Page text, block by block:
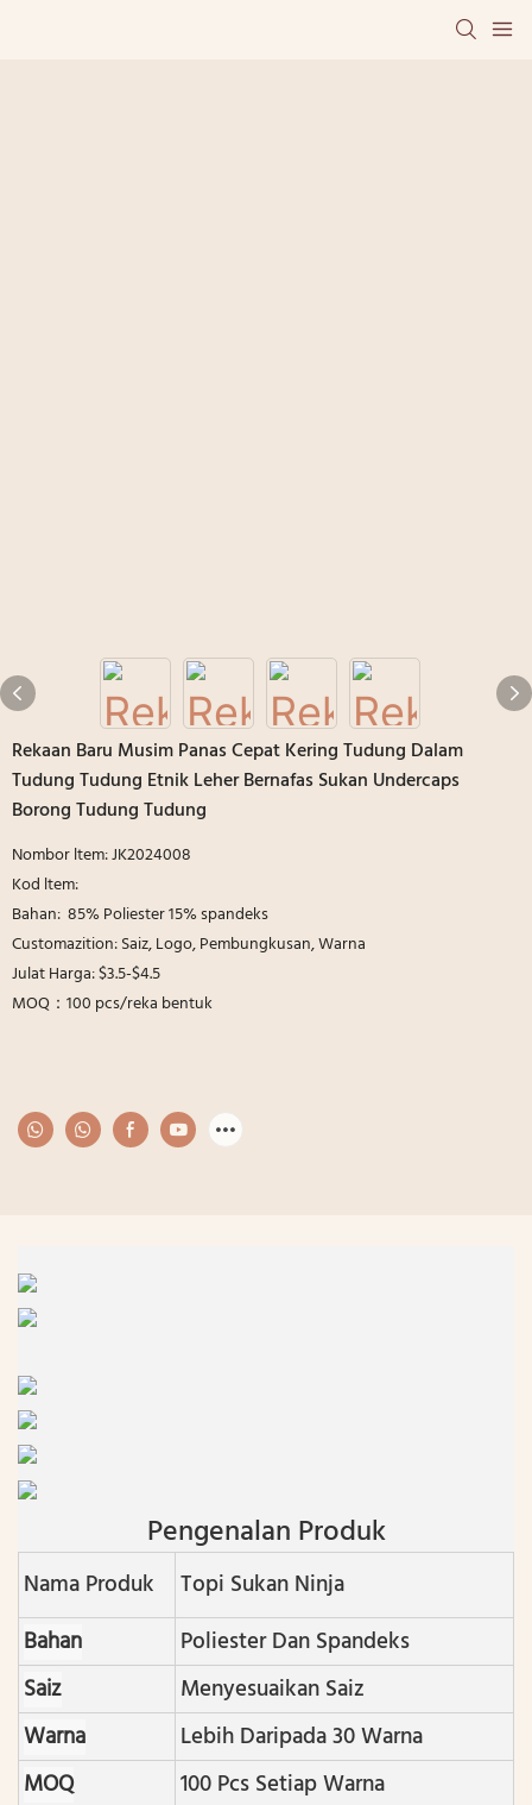
Rekaan Baru Musim Panas Cepat Kering Tudung Dalam
Tudung Tudung Etnik Leher Bernafas Sukan Undercaps
Borong Tudung Tudung
Nombor ltem: JK2024008
Kod ltem:
Bahan: 85% Poliester 15% spandeks
Customazition: Saiz, Logo, Pembungkusan, Warna
Julat Harga: $3.5-$4.5
MOQ：100 pcs/reka bentuk
Pengenalan Produk
Nama Produk
Topi Sukan Ninja
Bahan
Poliester Dan Spandeks
Saiz
Menyesuaikan Saiz
Warna
Lebih Daripada 30 Warna
MOQ
100 Pcs Setiap Warna